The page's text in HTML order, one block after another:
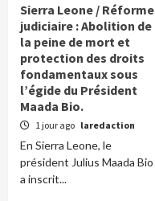
Sierra Leone / Réforme
judiciaire : Abolition de
la peine de mort et
protection des droits
fondamentaux sous
l’égide du Président
Maada Bio.
1 jour ago laredaction
En Sierra Leone, le
président Julius Maada Bio
a inscrit...